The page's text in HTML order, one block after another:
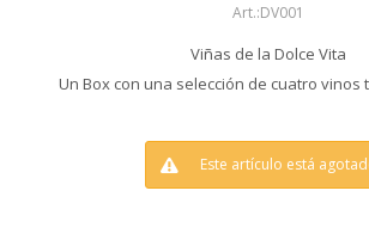
DV001
Viñas de la Dolce Vita
Un Box con una selección de cuatro vinos
Este artículo está